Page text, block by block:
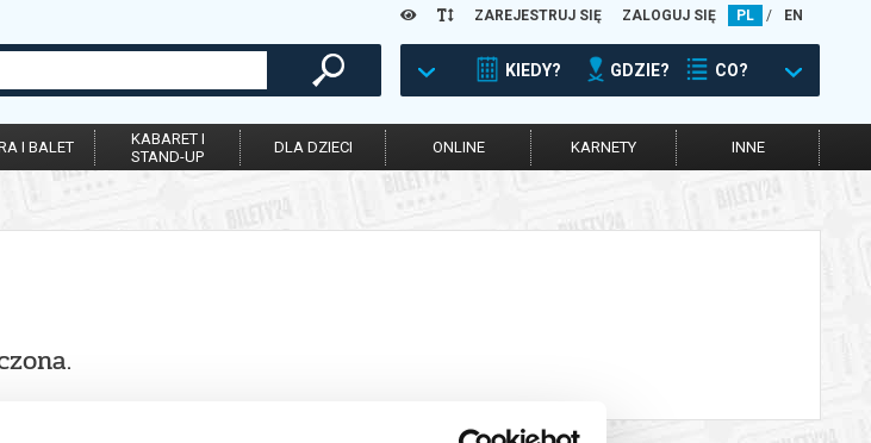
ZAREJESTRUJ SIĘ ZALOGUJ SIĘ PL / EN
KIEDY? GDZIE? CO?
I BALET
KABARET I
STAND-UP
DLA DZIECI ONLINE KARNETY INNE